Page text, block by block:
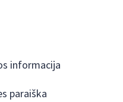
informacija
paraiška